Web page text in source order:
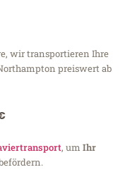
wir transportieren Ihre
preiswert ab
, um Ihr